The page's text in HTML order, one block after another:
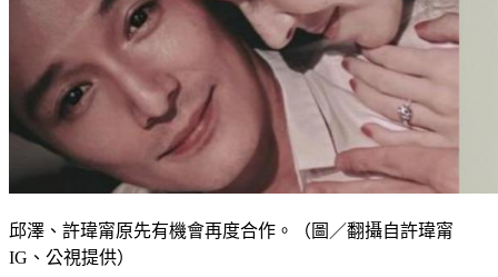
邱澤、許瑋甯原先有機會再度合作。（圖／翻攝自許瑋甯
IG、公視提供）